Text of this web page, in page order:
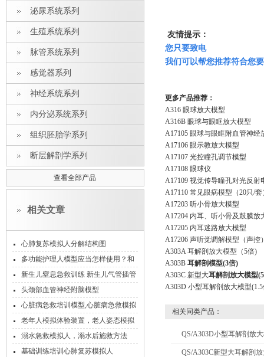
友情提示：
您只要致电
我们可以帮您推荐符合您
更多产品推荐：
A316 眼球放大模型
A316B 眼球与眼眶放大模型
A17105 眼球与眼眶附血管神经
A17106 眼示教放大模型
A17107 光控瞳孔调节模型
A17108 眼球仪
A17109 视觉传导瞳孔对光反射
A17110 常见眼病模型（20只/套
A17203 听小骨放大模型
A17204 内耳、听小骨及鼓膜放
A17205 内耳迷路放大模型
A17206 声听觉调解模型（声控
A303A 耳解剖放大模型（5倍)
A303B 耳解剖模型(3倍)
A303C 新型大耳解剖放大模型
A303D 小型耳解剖放大模型
相关同类产品：
QS/A303D小型耳解剖放
QS/A303C新型大耳解剖
泌尿系统系列
生殖系统系列
脉管系统系列
感觉器系列
神经系统系列
内分泌系统系列
组织胚胎学系列
断层解剖学系列
查看全部产品
相关文章
心肺复苏模拟人分解结构图
多功能护理人模型应当怎样使用？和
我一起来看看吧！
新生儿窒息急救训练 新生儿气管插管
模型
头颈部血管神经附脑模型
心脏病急救培训模型,心脏病急救模拟
人
老年人模拟体验装置，老人姿态模拟
服
溺水急救模拟人，溺水后施救方法
基础训练培训心肺复苏模拟人